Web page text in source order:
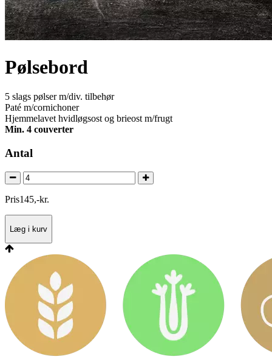
Pølsebord
5 slags pølser m/div. tilbehør
Paté m/cornichoner
Hjemmelavet hvidløgsost og brieost m/frugt
Min. 4 couverter
Antal
Pris145,-kr.
Læg i kurv